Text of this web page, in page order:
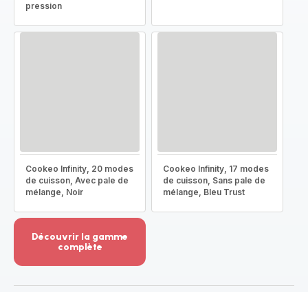
pression
Cookeo Infinity, 20 modes
de cuisson, Avec pale de
mélange, Noir
Cookeo Infinity, 17 modes
de cuisson, Sans pale de
mélange, Bleu Trust
Découvrir la gamme
complète
-